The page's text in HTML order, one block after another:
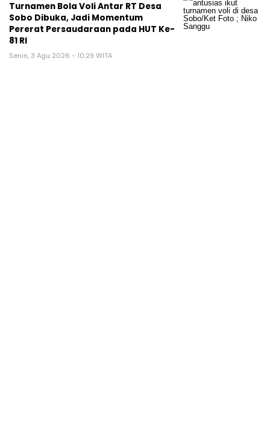
Turnamen Bola Voli Antar RT Desa
Sobo Dibuka, Jadi Momentum
Pererat Persaudaraan pada HUT Ke-
81 RI
Senin, 3 Agu 2026 - 10:29 WITA